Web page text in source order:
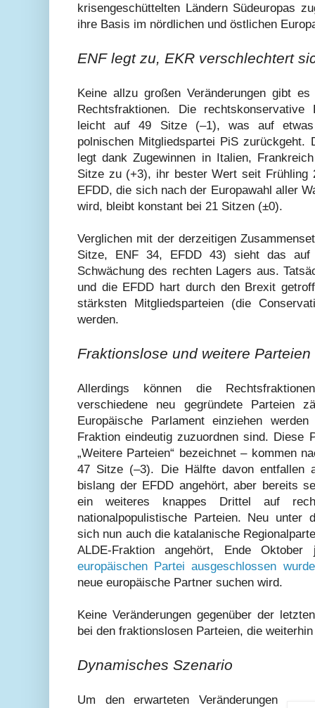
krisengeschüttelten Ländern Südeuropas
ihre Basis im nördlichen und östlichen
ENF legt zu, EKR verschlechtert
Keine allzu großen Veränderungen gibt
Rechtsfraktionen. Die
leicht auf 49 Sitze (–1), was auf etwas
polnischen Mitgliedspartei PiS zurückgeht.
legt dank Zugewinnen in Italien,
Sitze zu (+3), ihr bester Wert seit Frühling
EFDD, die sich nach der Europawahl aller
wird, bleibt konstant bei 21 Sitzen (±0).
Verglichen mit der derzeitigen
Sitze, ENF 34, EFDD 43) sieht das
Schwächung des rechten Lagers aus.
und die EFDD hart durch den Brexit
stärksten Mitgliedsparteien (die
werden.
Fraktionslose und weitere Parteien
Allerdings können die
verschiedene neu gegründete Parteien
Europäische Parlament einziehen
Fraktion eindeutig zuzuordnen sind. Diese
„Weitere Parteien“ bezeichnet – kommen
47 Sitze (–3). Die Hälfte davon entfallen
bislang der EFDD angehört, aber bereits
ein weiteres knappes Drittel auf
nationalpopulistische Parteien. Neu unter
sich nun auch die katalanische
ALDE-Fraktion angehört, Ende
europäischen Partei ausgeschlossen wurde
neue europäische Partner suchen wird.
Keine Veränderungen gegenüber der
bei den fraktionslosen Parteien, die
Dynamisches Szenario
Um den erwarteten Veränderungen